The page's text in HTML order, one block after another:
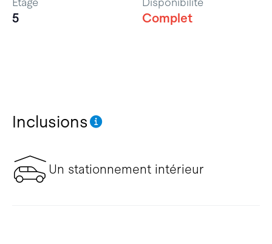
Inclusions
Un stationnement intérieur
Étage
5
Disponibilité
Complet